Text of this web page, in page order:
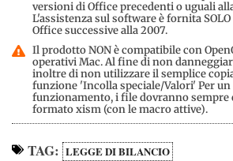
versioni di Office precedenti o uguali
L'assistenza sul software è fornita
Office successive alla 2007.
Il prodotto NON è compatibile con
operativi Mac. Al fine di non
inoltre di non utilizzare il semplice
funzione 'Incolla speciale/Valori' Per
funzionamento, i file dovranno sempre
formato xism (con le macro attive).
TAG: LEGGE DI BILANCIO